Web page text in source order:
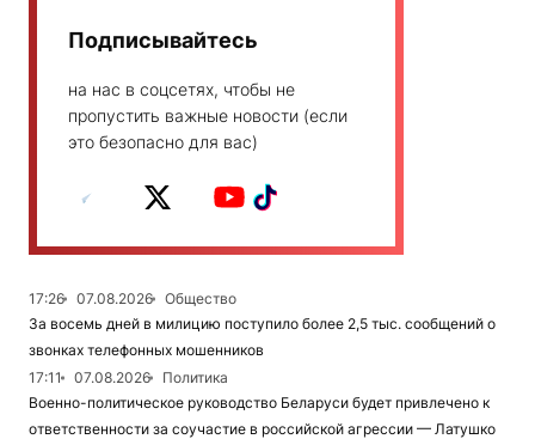
Подписывайтесь
на нас в соцсетях, чтобы не
пропустить важные новости (если
это безопасно для вас)
17:26 07.08.2026
Общество
За восемь дней в милицию поступило более 2,5 тыс. сообщений о
звонках телефонных мошенников
17:11
07.08.2026
Политика
Военно-политическое руководство Беларуси будет привлечено к
ответственности за соучастие в российской агрессии — Латушко